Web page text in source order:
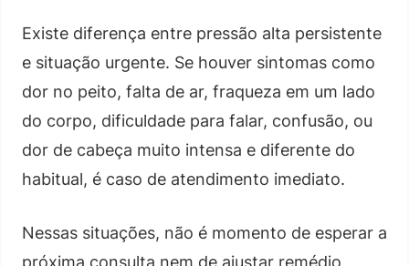
Existe diferença entre pressão alta persistente
e situação urgente. Se houver sintomas como
dor no peito, falta de ar, fraqueza em um lado
do corpo, dificuldade para falar, confusão, ou
dor de cabeça muito intensa e diferente do
habitual, é caso de atendimento imediato.
Nessas situações, não é momento de esperar a
próxima consulta nem de ajustar remédio